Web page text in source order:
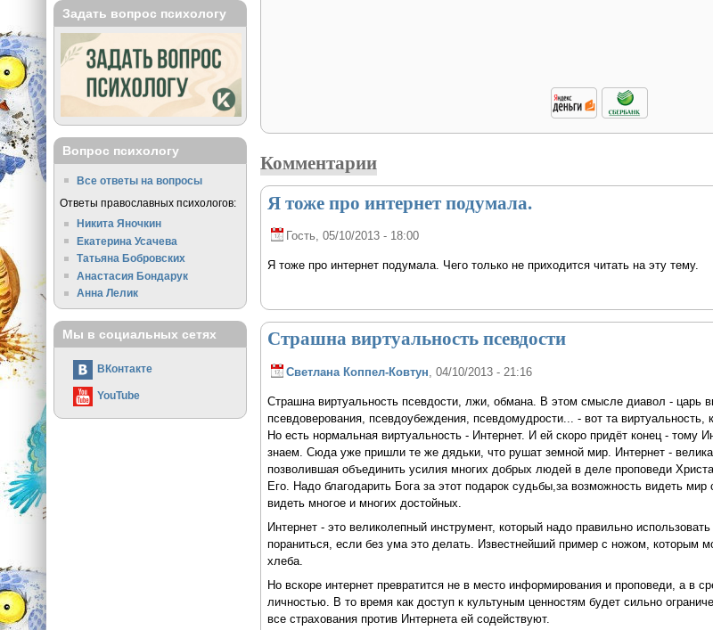
Комментарии
Я тоже про интернет подумала.
Гость, 05/10/2013 - 18:00
Я тоже про интернет подумала. Чего только не приходится читать на эту тему.
Страшна виртуальность псевдости
Светлана Коппел-Ковтун, 04/10/2013 - 21:16
Страшна виртуальность псевдости, лжи, обмана. В этом смысле диавол - царь
псевдоверования, псевдоубеждения, псевдомудрости... - вот та виртуальность,
Но есть нормальная виртуальность - Интернет. И ей скоро придёт конец - тому
знаем. Сюда уже пришли те же дядьки, что рушат земной мир. Интернет -
позволившая объединить усилия многих добрых людей в деле проповеди
Его. Надо благодарить Бога за этот подарок судьбы,за возможность видеть мир
видеть многое и многих достойных.
Интернет - это великолепный инструмент, который надо правильно
пораниться, если без ума это делать. Известнейший пример с ножом, которым
хлеба.
Но вскоре интернет превратится не в место информирования и проповеди, а в
личностью. В то время как доступ к культуным ценностям будет сильно
все страхования против Интернета ей содействуют.
Задать вопрос психологу
Вопрос психологу
Все ответы на вопросы
Ответы православных психологов:
Никита Яночкин
Екатерина Усачева
Татьяна Бобровских
Анастасия Бондарук
Анна Лелик
Мы в социальных сетях
ВКонтакте
YouTube